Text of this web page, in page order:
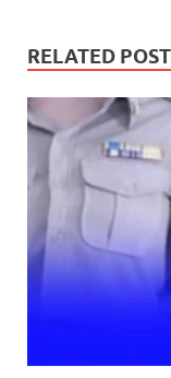
RELATED